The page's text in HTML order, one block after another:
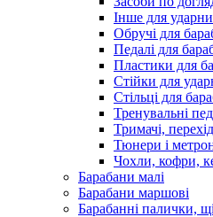
Інше для
Обручі для
Педалі для
Пластики для
Стійки для
Стільці для
Тренувальні
Тримачі,
Тюнери і
Чохли, кофри,
Барабани малі
Барабани маршові
Барабанні палички,